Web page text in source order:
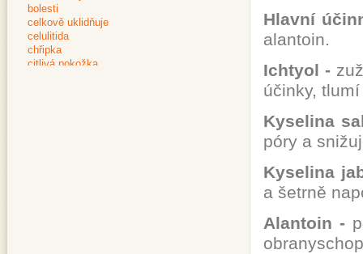
Hlavní
alantoin.
Ichtyol -
účinky,
Kyselina
póry a
Kyselina
a šetrně
Alantoin -